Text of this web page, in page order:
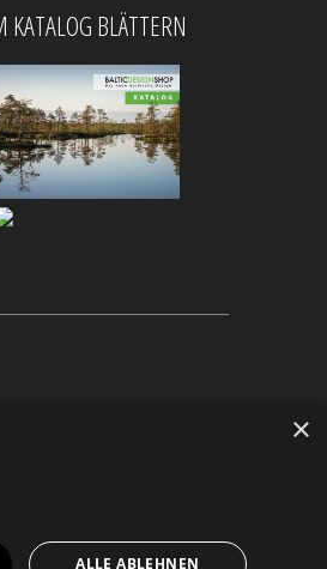
KATALOG BLÄTTERN
×
ALLE ABLEHNEN